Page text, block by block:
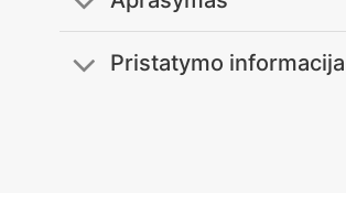
Pristatymo informacija